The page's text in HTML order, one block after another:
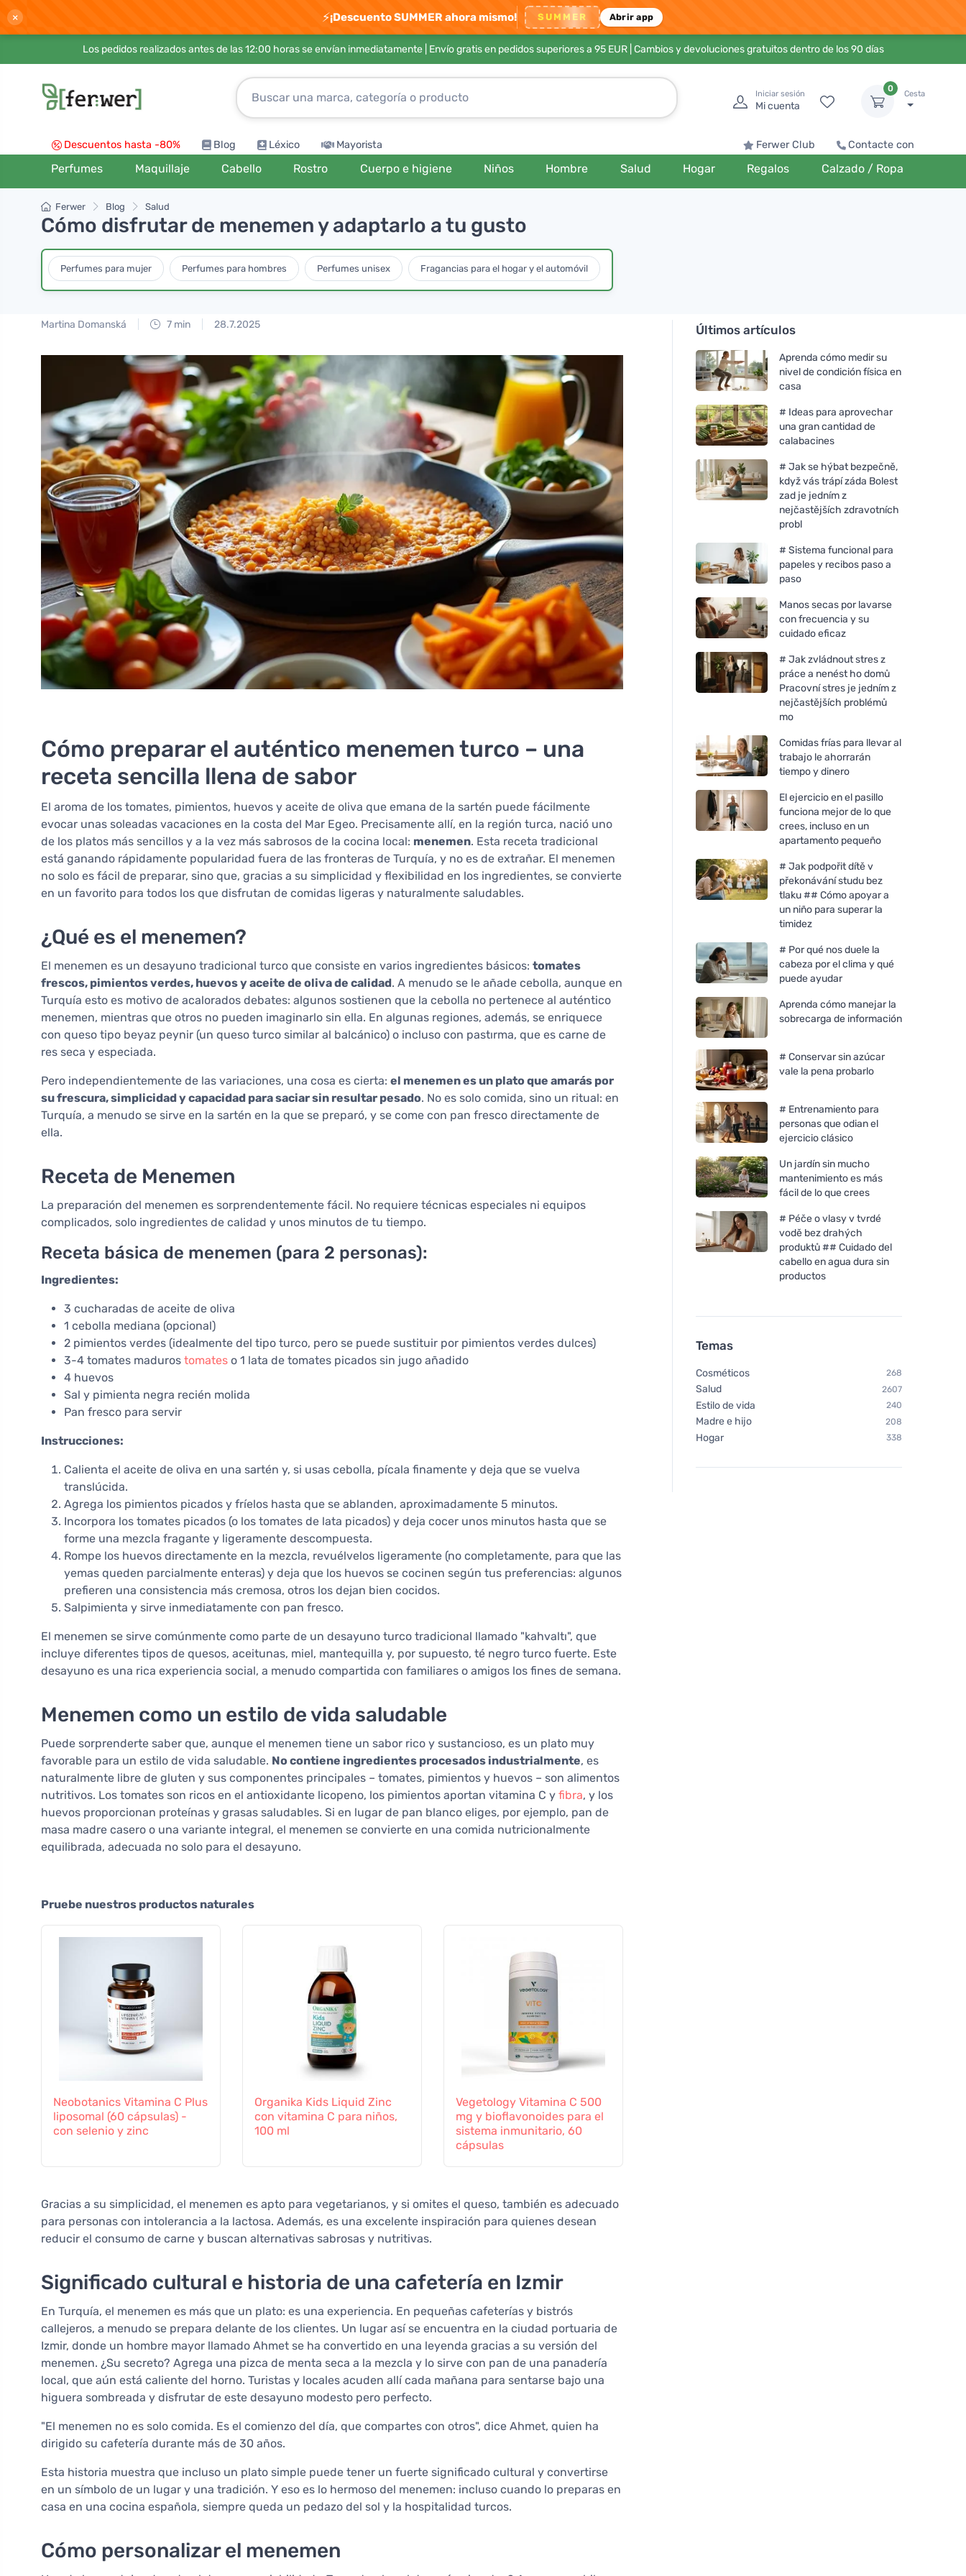
× ⚡¡Descuento SUMMER ahora mismo! SUMMER Abrir app
Los pedidos realizados antes de las 12:00 horas se envían inmediatamente | Envío gratis en pedidos superiores a 95 EUR| Cambios y devoluciones gratuitos dentro de los 90 días
Iniciar sesión
Mi cuenta
0
Cesta
Descuentos hasta -80% Blog Léxico Mayorista Ferwer Club Contacte con
Perfumes Maquillaje Cabello Rostro Cuerpo e higiene Niños Hombre Salud Hogar Regalos Calzado / Ropa
Ferwer Blog Salud
Cómo disfrutar de menemen y adaptarlo a tu gusto
Perfumes para mujer Perfumes para hombres Perfumes unisex Fragancias para el hogar y el automóvil
Martina Domanská 7 min 28.7.2025
Cómo preparar el auténtico menemen turco – una
receta sencilla llena de sabor
El aroma de los tomates, pimientos, huevos y aceite de oliva que emana de la sartén puede fácilmente
evocar unas soleadas vacaciones en la costa del Mar Egeo. Precisamente allí, en la región turca, nació uno
de los platos más sencillos y a la vez más sabrosos de la cocina local: menemen. Esta receta tradicional
está ganando rápidamente popularidad fuera de las fronteras de Turquía, y no es de extrañar. El menemen
no solo es fácil de preparar, sino que, gracias a su simplicidad y flexibilidad en los ingredientes, se convierte
en un favorito para todos los que disfrutan de comidas ligeras y naturalmente saludables.
¿Qué es el menemen?
El menemen es un desayuno tradicional turco que consiste en varios ingredientes básicos: tomates
frescos, pimientos verdes, huevos y aceite de oliva de calidad. A menudo se le añade cebolla, aunque en
Turquía esto es motivo de acalorados debates: algunos sostienen que la cebolla no pertenece al auténtico
menemen, mientras que otros no pueden imaginarlo sin ella. En algunas regiones, además, se enriquece
con queso tipo beyaz peynir (un queso turco similar al balcánico) o incluso con pastırma, que es carne de
res seca y especiada.
Pero independientemente de las variaciones, una cosa es cierta: el menemen es un plato que amarás por
su frescura, simplicidad y capacidad para saciar sin resultar pesado. No es solo comida, sino un ritual: en
Turquía, a menudo se sirve en la sartén en la que se preparó, y se come con pan fresco directamente de
ella.
Receta de Menemen
La preparación del menemen es sorprendentemente fácil. No requiere técnicas especiales ni equipos
complicados, solo ingredientes de calidad y unos minutos de tu tiempo.
Receta básica de menemen (para 2 personas):
Ingredientes:
3 cucharadas de aceite de oliva
1 cebolla mediana (opcional)
2 pimientos verdes (idealmente del tipo turco, pero se puede sustituir por pimientos verdes dulces)
3-4 tomates maduros tomates o 1 lata de tomates picados sin jugo añadido
4 huevos
Sal y pimienta negra recién molida
Pan fresco para servir
Instrucciones:
Calienta el aceite de oliva en una sartén y, si usas cebolla, pícala finamente y deja que se vuelva
translúcida.
Agrega los pimientos picados y fríelos hasta que se ablanden, aproximadamente 5 minutos.
Incorpora los tomates picados (o los tomates de lata picados) y deja cocer unos minutos hasta que se
forme una mezcla fragante y ligeramente descompuesta.
Rompe los huevos directamente en la mezcla, revuélvelos ligeramente (no completamente, para que las
yemas queden parcialmente enteras) y deja que los huevos se cocinen según tus preferencias: algunos
prefieren una consistencia más cremosa, otros los dejan bien cocidos.
Salpimienta y sirve inmediatamente con pan fresco.
El menemen se sirve comúnmente como parte de un desayuno turco tradicional llamado "kahvaltı", que
incluye diferentes tipos de quesos, aceitunas, miel, mantequilla y, por supuesto, té negro turco fuerte. Este
desayuno es una rica experiencia social, a menudo compartida con familiares o amigos los fines de semana.
Menemen como un estilo de vida saludable
Puede sorprenderte saber que, aunque el menemen tiene un sabor rico y sustancioso, es un plato muy
favorable para un estilo de vida saludable. No contiene ingredientes procesados industrialmente, es
naturalmente libre de gluten y sus componentes principales – tomates, pimientos y huevos – son alimentos
nutritivos. Los tomates son ricos en el antioxidante licopeno, los pimientos aportan vitamina C y fibra, y los
huevos proporcionan proteínas y grasas saludables. Si en lugar de pan blanco eliges, por ejemplo, pan de
masa madre casero o una variante integral, el menemen se convierte en una comida nutricionalmente
equilibrada, adecuada no solo para el desayuno.
Pruebe nuestros productos naturales
Neobotanics Vitamina C Plus
liposomal (60 cápsulas) -
con selenio y zinc
Organika Kids Liquid Zinc
con vitamina C para niños,
100 ml
Vegetology Vitamina C 500
mg y bioflavonoides para el
sistema inmunitario, 60
cápsulas
Gracias a su simplicidad, el menemen es apto para vegetarianos, y si omites el queso, también es adecuado
para personas con intolerancia a la lactosa. Además, es una excelente inspiración para quienes desean
reducir el consumo de carne y buscan alternativas sabrosas y nutritivas.
Significado cultural e historia de una cafetería en Izmir
En Turquía, el menemen es más que un plato: es una experiencia. En pequeñas cafeterías y bistrós
callejeros, a menudo se prepara delante de los clientes. Un lugar así se encuentra en la ciudad portuaria de
Izmir, donde un hombre mayor llamado Ahmet se ha convertido en una leyenda gracias a su versión del
menemen. ¿Su secreto? Agrega una pizca de menta seca a la mezcla y lo sirve con pan de una panadería
local, que aún está caliente del horno. Turistas y locales acuden allí cada mañana para sentarse bajo una
higuera sombreada y disfrutar de este desayuno modesto pero perfecto.
"El menemen no es solo comida. Es el comienzo del día, que compartes con otros", dice Ahmet, quien ha
dirigido su cafetería durante más de 30 años.
Esta historia muestra que incluso un plato simple puede tener un fuerte significado cultural y convertirse
en un símbolo de un lugar y una tradición. Y eso es lo hermoso del menemen: incluso cuando lo preparas en
casa en una cocina española, siempre queda un pedazo del sol y la hospitalidad turcos.
Cómo personalizar el menemen
Últimos artículos
Aprenda cómo medir su
nivel de condición física en
casa
# Ideas para aprovechar
una gran cantidad de
calabacines
# Jak se hýbat bezpečně,
když vás trápí záda Bolest
zad je jedním z
nejčastějších zdravotních
probl
# Sistema funcional para
papeles y recibos paso a
paso
Manos secas por lavarse
con frecuencia y su
cuidado eficaz
# Jak zvládnout stres z
práce a nenést ho domů
Pracovní stres je jedním z
nejčastějších problémů
mo
Comidas frías para llevar al
trabajo le ahorrarán
tiempo y dinero
El ejercicio en el pasillo
funciona mejor de lo que
crees, incluso en un
apartamento pequeño
# Jak podpořit dítě v
překonávání studu bez
tlaku ## Cómo apoyar a
un niño para superar la
timidez
# Por qué nos duele la
cabeza por el clima y qué
puede ayudar
Aprenda cómo manejar la
sobrecarga de información
# Conservar sin azúcar
vale la pena probarlo
# Entrenamiento para
personas que odian el
ejercicio clásico
Un jardín sin mucho
mantenimiento es más
fácil de lo que crees
# Péče o vlasy v tvrdé
vodě bez drahých
produktů ## Cuidado del
cabello en agua dura sin
productos
Temas
Cosméticos 268
Salud 2607
Estilo de vida 240
Madre e hijo 208
Hogar 338